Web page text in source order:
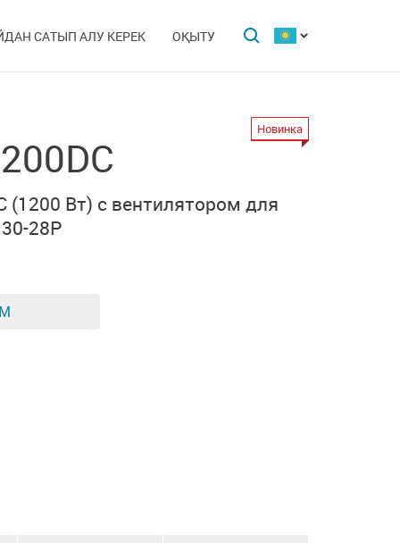
САТЫП АЛУ КЕРЕК ОҚЫТУ
Новинка
(1200 Вт) с вентилятором для
28P